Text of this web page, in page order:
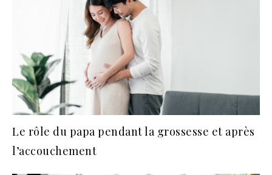
Le rôle du papa pendant la grossesse et après
l’accouchement